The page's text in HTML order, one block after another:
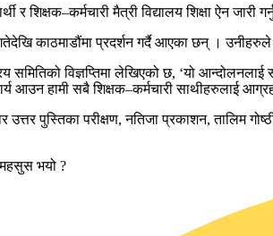
र शिक्षक–कर्मचारी मैत्री विद्यालय शिक्षा ऐन
काठमाडौंमा प्रदर्शन गर्दै आएका छन् । उनीहरुले
समितिको विज्ञप्तिमा लेखिएको छ, ‘यो
आउन हामी सबै शिक्षक–कर्मचारी साथीहरुलाई आग्रह
पुस्तिका परीक्षण, नतिजा प्रकाशन, तालिम
भयो ?